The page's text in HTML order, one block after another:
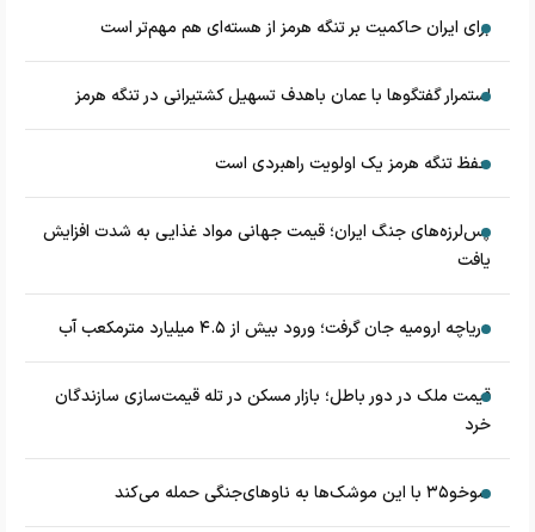
برای ایران حاکمیت بر تنگه هرمز از هسته‌ای هم مهم‌تر است
استمرار گفتگوها با عمان باهدف تسهیل کشتیرانی در تنگه هرمز
حفظ تنگه هرمز یک اولویت راهبردی است
پس‌لرزه‌های جنگ ایران؛ قیمت جهانی مواد غذایی به شدت افزایش
یافت
دریاچه ارومیه جان گرفت؛ ورود بیش از ۴.۵ میلیارد مترمکعب آب
قیمت ملک در دور باطل؛ بازار مسکن در تله قیمت‌سازی سازندگان
خرد
سوخو۳۵ با این موشک‌ها به ناوهای‌جنگی حمله می‌کند